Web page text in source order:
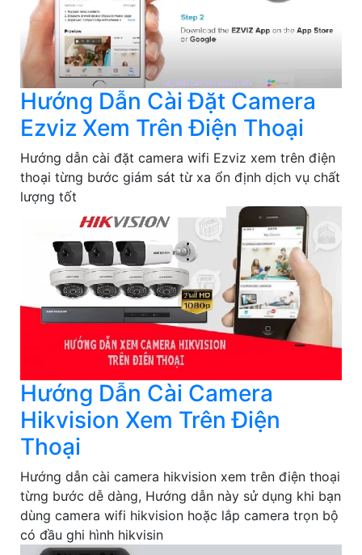
Hướng Dẫn Cài Đặt Camera
Ezviz Xem Trên Điện Thoại
Hướng dẫn cài đặt camera wifi Ezviz xem trên điện
thoại từng bước giám sát từ xa ổn định dịch vụ chất
lượng tốt
Hướng Dẫn Cài Camera
Hikvision Xem Trên Điện
Thoại
Hướng dẫn cài camera hikvision xem trên điện thoại
từng bước dễ dàng, Hướng dẫn này sử dụng khi bạn
dùng camera wifi hikvision hoặc lắp camera trọn bộ
có đầu ghi hình hikvisin